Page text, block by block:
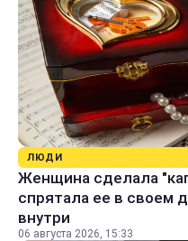
ЛЮДИ
Женщина сделала
спрятала ее в своем
внутри
06 августа 2026, 15:33